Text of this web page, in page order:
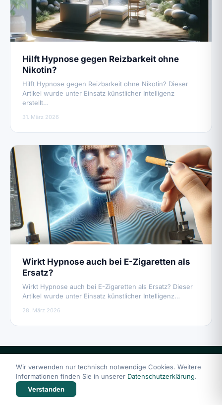
Hilft Hypnose gegen Reizbarkeit ohne
Nikotin?
Hilft Hypnose gegen Reizbarkeit ohne Nikotin? Dieser
Artikel wurde unter Einsatz künstlicher Intelligenz
erstellt…
31. März 2026
Wirkt Hypnose auch bei E-Zigaretten als
Ersatz?
Wirkt Hypnose auch bei E-Zigaretten als Ersatz? Dieser
Artikel wurde unter Einsatz künstlicher Intelligenz…
28. März 2026
Wir verwenden nur technisch notwendige Cookies. Weitere
Informationen finden Sie in unserer Datenschutzerklärung.
Verstanden